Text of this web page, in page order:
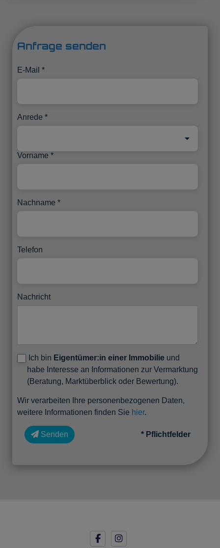
Anfrage senden
E-Mail
Anrede
Vorname
Nachname
Telefon
Nachricht
Ich bin Eigentümer:in einer Immobilie und
habe Interesse an Informationen zur Vermarktung
(Beratung, Marktüberblick oder Bewertung).
Wir verarbeiten Ihre personenbezogenen Daten,
weitere Informationen finden Sie hier.
Senden * Pflichtfelder